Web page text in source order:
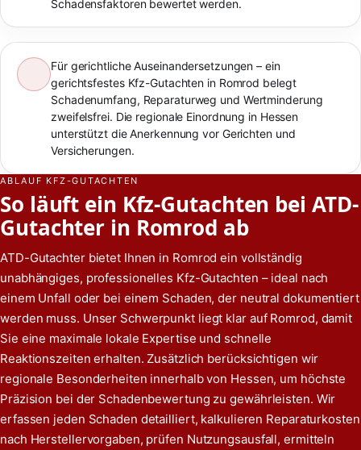
Schadensfaktoren bewertet werden.
Für gerichtliche Auseinandersetzungen – ein
gerichtsfestes Kfz-Gutachten in Romrod belegt
Schadenumfang, Reparaturweg und Wertminderung
zweifelsfrei. Die regionale Einordnung in Hessen
unterstützt die Anerkennung vor Gerichten und
Versicherungen.
ABLAUF KFZ-GUTACHTEN
So läuft ein Kfz-Gutachten bei ATD-
Gutachter in Romrod ab
ATD-Gutachter bietet Ihnen in Romrod ein vollständig
unabhängiges, professionelles Kfz-Gutachten – ideal nach
einem Unfall oder bei einem Schaden, der neutral dokumentiert
werden muss. Unser Schwerpunkt liegt klar auf Romrod, damit
Sie eine maximale lokale Expertise und schnelle
Reaktionszeiten erhalten. Zusätzlich berücksichtigen wir
regionale Besonderheiten innerhalb von Hessen, um höchste
Präzision bei der Schadenbewertung zu gewährleisten. Wir
erfassen jeden Schaden detailliert, kalkulieren Reparaturkosten
nach Herstellervorgaben, prüfen Nutzungsausfall, ermitteln